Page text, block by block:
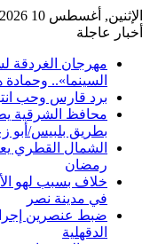
الإثنين, أغسطس 10 2026
أخبار عاجلة
مهرجان الغردقة
السينما»..
برد قارس وحب
محافظ الشرقية
بطريق بلبيس/أبو
الشمال القطري
رمضان
خلاف بسبب لهو
في مدينة نصر
ضبط عنصرين
الدقهلية